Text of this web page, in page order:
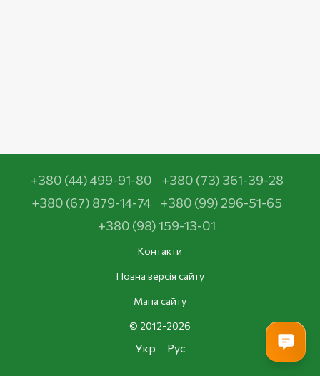
+380 (44) 499-91-80
+380 (73) 361-39-28
+380 (67) 879-14-74
+380 (99) 296-51-65
+380 (98) 159-13-01
Контакти
Повна версія сайту
Мапа сайту
© 2012-2026
Укр Рус